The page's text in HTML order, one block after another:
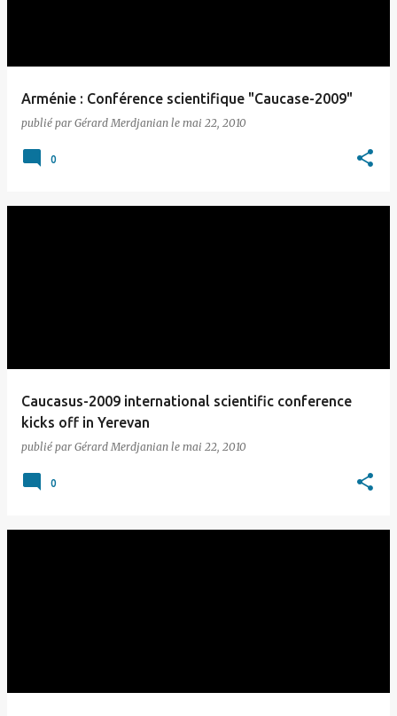
Arménie : Conférence scientifique "Caucase-2009"
publié par Gérard Merdjanian le mai 22, 2010
0
Caucasus-2009 international scientific conference
kicks off in Yerevan
publié par Gérard Merdjanian le mai 22, 2010
0